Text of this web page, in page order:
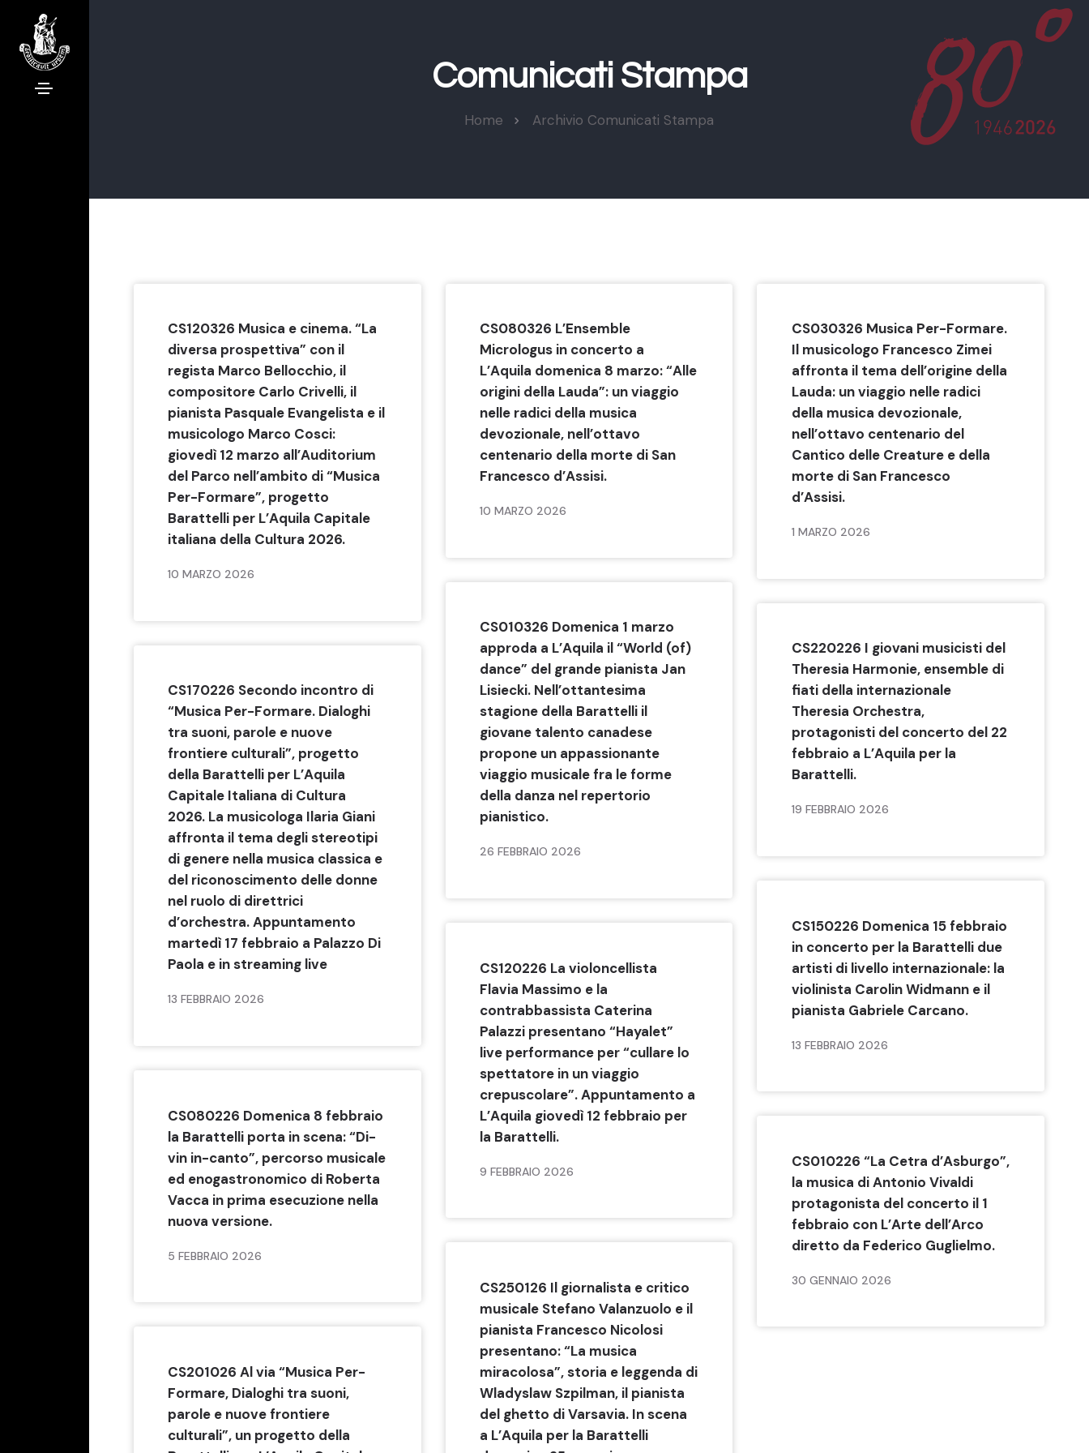
Comunicati Stampa
Home Archivio Comunicati Stampa
CS120326 Musica e cinema. “La
diversa prospettiva” con il
regista Marco Bellocchio, il
compositore Carlo Crivelli, il
pianista Pasquale Evangelista e il
musicologo Marco Cosci:
giovedì 12 marzo all’Auditorium
del Parco nell’ambito di “Musica
Per-Formare”, progetto
Barattelli per L’Aquila Capitale
italiana della Cultura 2026.
10 MARZO 2026
CS080326 L’Ensemble
Micrologus in concerto a
L’Aquila domenica 8 marzo: “Alle
origini della Lauda”: un viaggio
nelle radici della musica
devozionale, nell’ottavo
centenario della morte di San
Francesco d’Assisi.
10 MARZO 2026
CS030326 Musica Per-Formare.
Il musicologo Francesco Zimei
affronta il tema dell’origine della
Lauda: un viaggio nelle radici
della musica devozionale,
nell’ottavo centenario del
Cantico delle Creature e della
morte di San Francesco
d’Assisi.
1 MARZO 2026
CS010326 Domenica 1 marzo
approda a L’Aquila il “World (of)
dance” del grande pianista Jan
Lisiecki. Nell’ottantesima
stagione della Barattelli il
giovane talento canadese
propone un appassionante
viaggio musicale fra le forme
della danza nel repertorio
pianistico.
26 FEBBRAIO 2026
CS220226 I giovani musicisti del
Theresia Harmonie, ensemble di
fiati della internazionale
Theresia Orchestra,
protagonisti del concerto del 22
febbraio a L’Aquila per la
Barattelli.
19 FEBBRAIO 2026
CS170226 Secondo incontro di
“Musica Per-Formare. Dialoghi
tra suoni, parole e nuove
frontiere culturali”, progetto
della Barattelli per L’Aquila
Capitale Italiana di Cultura
2026. La musicologa Ilaria Giani
affronta il tema degli stereotipi
di genere nella musica classica e
del riconoscimento delle donne
nel ruolo di direttrici
d’orchestra. Appuntamento
martedì 17 febbraio a Palazzo Di
Paola e in streaming live
13 FEBBRAIO 2026
CS150226 Domenica 15 febbraio
in concerto per la Barattelli due
artisti di livello internazionale: la
violinista Carolin Widmann e il
pianista Gabriele Carcano.
13 FEBBRAIO 2026
CS120226 La violoncellista
Flavia Massimo e la
contrabbassista Caterina
Palazzi presentano “Hayalet”
live performance per “cullare lo
spettatore in un viaggio
crepuscolare”. Appuntamento a
L’Aquila giovedì 12 febbraio per
la Barattelli.
9 FEBBRAIO 2026
CS080226 Domenica 8 febbraio
la Barattelli porta in scena: “Di-
vin in-canto”, percorso musicale
ed enogastronomico di Roberta
Vacca in prima esecuzione nella
nuova versione.
5 FEBBRAIO 2026
CS010226 “La Cetra d’Asburgo”,
la musica di Antonio Vivaldi
protagonista del concerto il 1
febbraio con L’Arte dell’Arco
diretto da Federico Guglielmo.
30 GENNAIO 2026
CS250126 Il giornalista e critico
musicale Stefano Valanzuolo e il
pianista Francesco Nicolosi
presentano: “La musica
miracolosa”, storia e leggenda di
Wladyslaw Szpilman, il pianista
del ghetto di Varsavia. In scena
a L’Aquila per la Barattelli
CS201026 Al via “Musica Per-
Formare, Dialoghi tra suoni,
parole e nuove frontiere
culturali”, un progetto della